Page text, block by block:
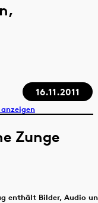
16.11.2011
Zunge
enthält Bilder, Audio